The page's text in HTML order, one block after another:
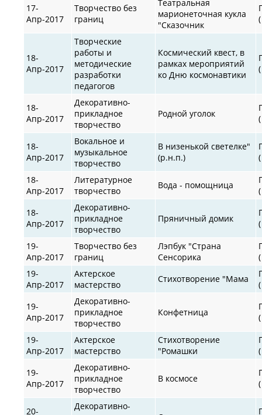
17-
Апр-2017
Творчество без
границ
Театральная
марионеточная кукла
"Сказочник
18-
Апр-2017
Творческие
работы и
методические
разработки
педагогов
Космический квест, в
рамках мероприятий
ко Дню космонавтики
18-
Апр-2017
Декоративно-
прикладное
творчество
Родной уголок
18-
Апр-2017
Вокальное и
музыкальное
творчество
В низенькой светелке"
(р.н.п.)
18-
Апр-2017
Литературное
творчество
Вода - помощница
18-
Апр-2017
Декоративно-
прикладное
творчество
Пряничный домик
19-
Апр-2017
Творчество без
границ
Лэпбук "Страна
Сенсорика
19-
Апр-2017
Актерское
мастерство
Стихотворение "Мама
19-
Апр-2017
Декоративно-
прикладное
творчество
Конфетница
19-
Апр-2017
Актерское
мастерство
Стихотворение
"Ромашки
19-
Апр-2017
Декоративно-
прикладное
творчество
В космосе
20-
Декоративно-